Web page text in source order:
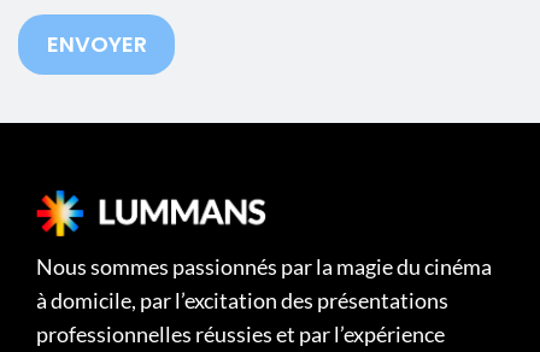
Nous sommes passionnés par la magie du cinéma
à domicile, par l’excitation des présentations
professionnelles réussies et par l’expérience